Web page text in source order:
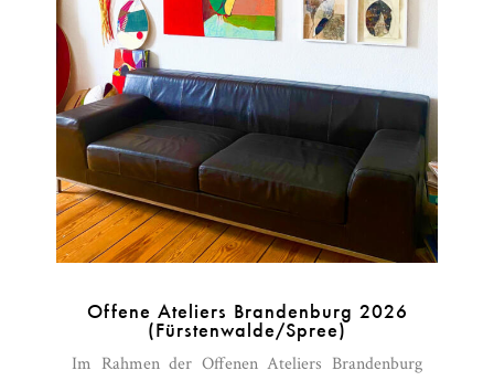
Offene Ateliers Brandenburg 2026
(Fürstenwalde/Spree)
Im Rahmen der Offenen Ateliers Brandenburg